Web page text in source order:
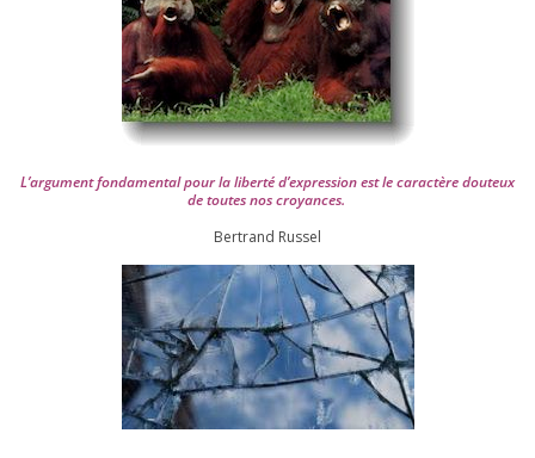
L’argument fon­da­men­tal pour la liber­té d’expression est le carac­tère dou­teux
de toutes nos croyances.
Ber­trand Russel